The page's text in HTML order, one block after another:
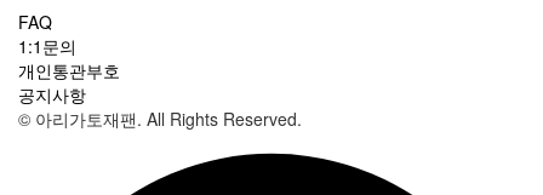
FAQ
1:1문의
개인통관부호
공지사항
© 아리가토재팬. All Rights Reserved.